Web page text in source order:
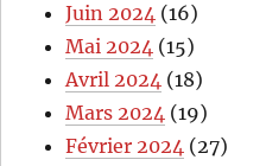
Juin 2024 (16)
Mai 2024 (15)
Avril 2024 (18)
Mars 2024 (19)
Février 2024 (27)